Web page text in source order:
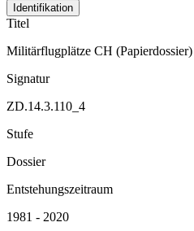
Identifikation
Titel
Militärflugplätze CH (Papierdossier)
Signatur
ZD.14.3.110_4
Stufe
Dossier
Entstehungszeitraum
1981 - 2020